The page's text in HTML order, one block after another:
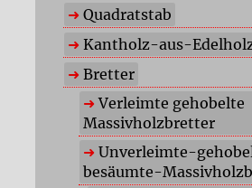
Quadratstab
Kantholz-aus-
Bretter
Verleimte gehobelte
Massivholzbretter
Unverleimte-
besäumte-